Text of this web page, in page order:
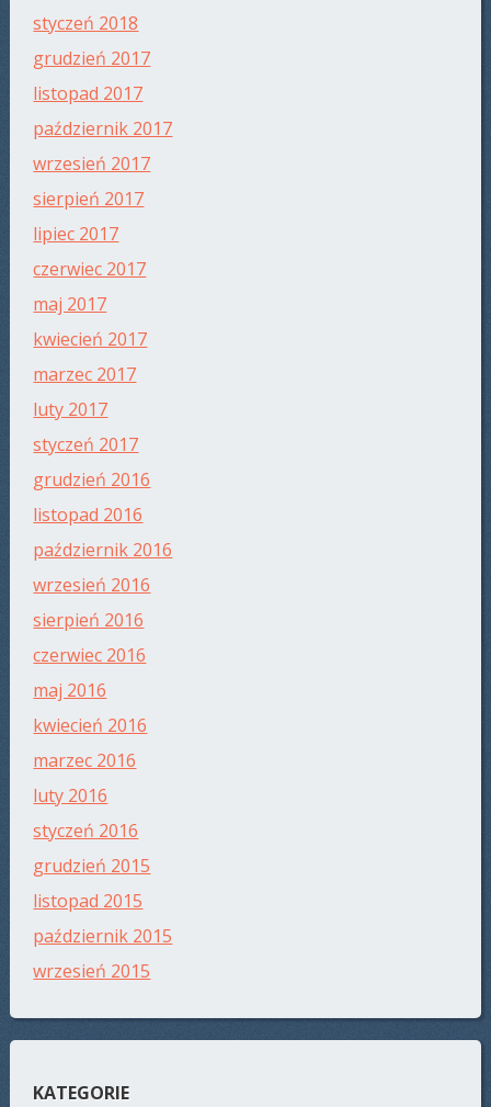
styczeń 2018
grudzień 2017
listopad 2017
październik 2017
wrzesień 2017
sierpień 2017
lipiec 2017
czerwiec 2017
maj 2017
kwiecień 2017
marzec 2017
luty 2017
styczeń 2017
grudzień 2016
listopad 2016
październik 2016
wrzesień 2016
sierpień 2016
czerwiec 2016
maj 2016
kwiecień 2016
marzec 2016
luty 2016
styczeń 2016
grudzień 2015
listopad 2015
październik 2015
wrzesień 2015
KATEGORIE